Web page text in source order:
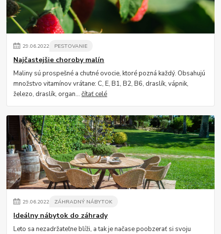
29.06.2022 PESTOVANIE
Najčastejšie choroby malín
Maliny sú prospešné a chutné ovocie, ktoré pozná každý. Obsahujú
množstvo vitamínov vrátane: C, E, B1, B2, B6, draslík, vápnik,
železo, draslík, organ...čítať celé
29.06.2022 ZÁHRADNÝ NÁBYTOK
Ideálny nábytok do záhrady
Leto sa nezadržateľne blíži, a tak je načase poobzerať si svoju